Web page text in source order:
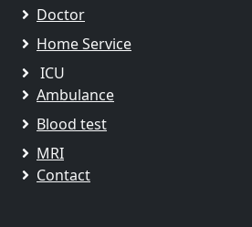
Doctor
Home Service
ICU
Ambulance
Blood test
MRI
Contact